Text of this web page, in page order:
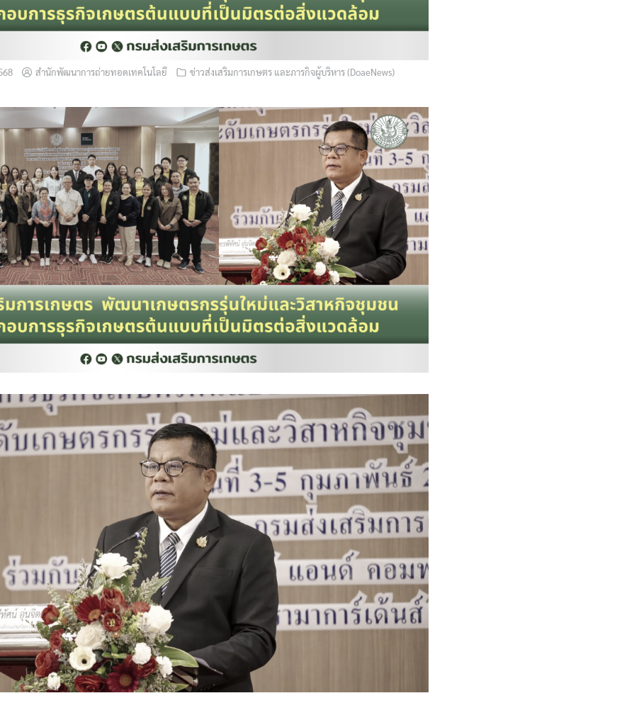
สำนักพัฒนาการถ่ายทอดเทคโนโลยี ข่าวส่งเสริมการเกษตร และภารกิจผู้บริหาร (DoaeNews)